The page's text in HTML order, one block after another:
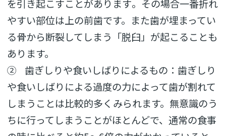
を引き起こすことがあります。その場合一番折れ
やすい部位は上の前歯です。 また歯が埋まってい
る骨から断裂してしまう「脱臼」 が起こることも
あります。
② 歯ぎしりや食いしばりによるもの： 歯ぎしり
や食いしばりによる過度の力によって歯が割れて
しまうこ とは比較的多くみられます。 無意識のう
ちに行ってしまうことがほとんどで、通常の食事